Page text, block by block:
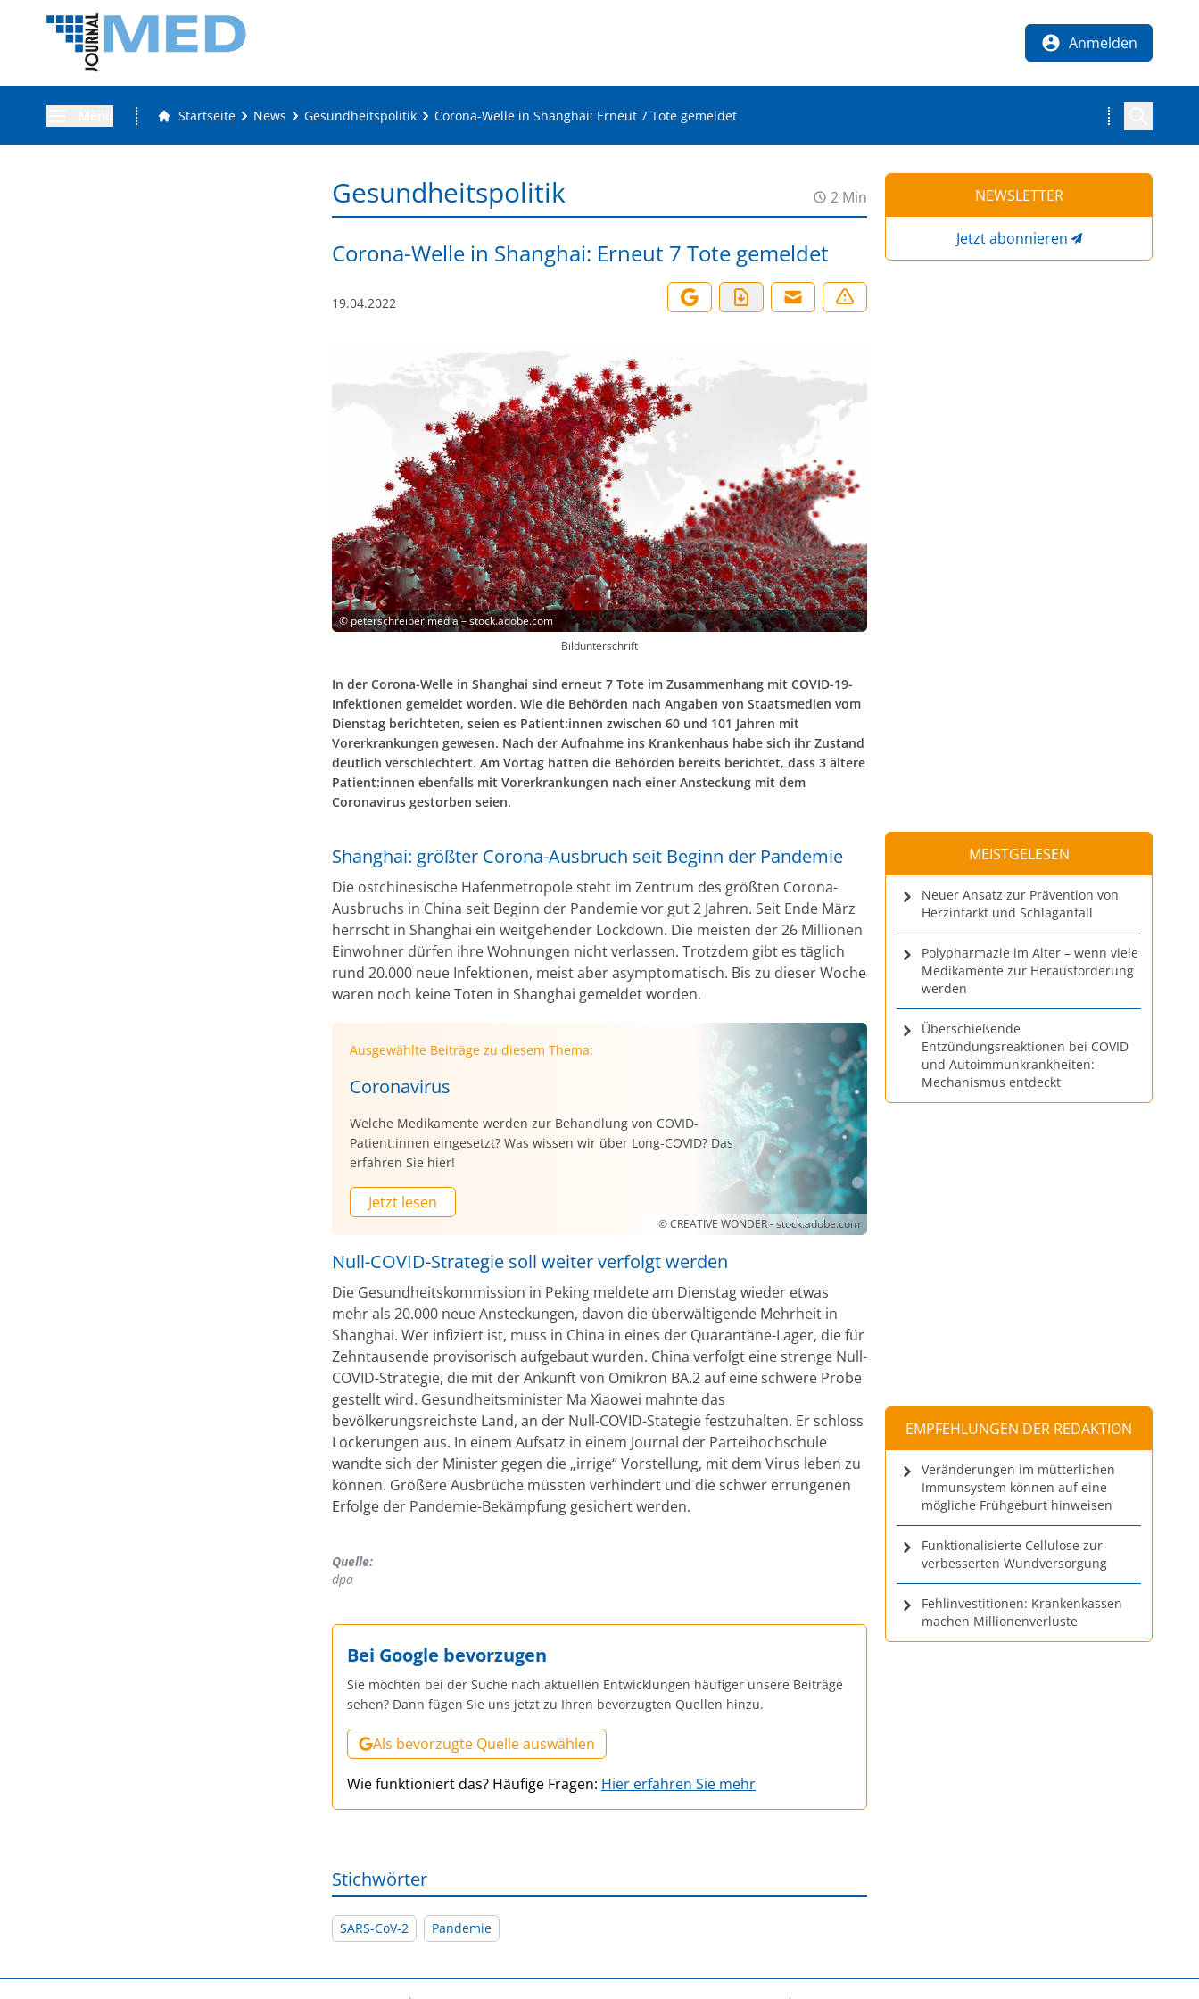
Anmelden
Startseite News Gesundheitspolitik Corona-Welle in Shanghai: Erneut 7 Tote gemeldet
Gesundheitspolitik 2 Min
Corona-Welle in Shanghai: Erneut 7 Tote gemeldet
19.04.2022
© peterschreiber.media – stock.adobe.com
Bildunterschrift
In der Corona-Welle in Shanghai sind erneut 7 Tote im Zusammenhang mit COVID-19-
Infektionen gemeldet worden. Wie die Behörden nach Angaben von Staatsmedien vom
Dienstag berichteten, seien es Patient:innen zwischen 60 und 101 Jahren mit
Vorerkrankungen gewesen. Nach der Aufnahme ins Krankenhaus habe sich ihr Zustand
deutlich verschlechtert. Am Vortag hatten die Behörden bereits berichtet, dass 3 ältere
Patient:innen ebenfalls mit Vorerkrankungen nach einer Ansteckung mit dem
Coronavirus gestorben seien.
Shanghai: größter Corona-Ausbruch seit Beginn der Pandemie
Die ostchinesische Hafenmetropole steht im Zentrum des größten Corona-
Ausbruchs in China seit Beginn der Pandemie vor gut 2 Jahren. Seit Ende März
herrscht in Shanghai ein weitgehender Lockdown. Die meisten der 26 Millionen
Einwohner dürfen ihre Wohnungen nicht verlassen. Trotzdem gibt es täglich
rund 20.000 neue Infektionen, meist aber asymptomatisch. Bis zu dieser Woche
waren noch keine Toten in Shanghai gemeldet worden.
Ausgewählte Beiträge zu diesem Thema:
Coronavirus
Welche Medikamente werden zur Behandlung von COVID-
Patient:innen eingesetzt? Was wissen wir über Long-COVID? Das
erfahren Sie hier!
Jetzt lesen
© CREATIVE WONDER - stock.adobe.com
Null-COVID-Strategie soll weiter verfolgt werden
Die Gesundheitskommission in Peking meldete am Dienstag wieder etwas
mehr als 20.000 neue Ansteckungen, davon die überwältigende Mehrheit in
Shanghai. Wer infiziert ist, muss in China in eines der Quarantäne-Lager, die für
Zehntausende provisorisch aufgebaut wurden. China verfolgt eine strenge Null-
COVID-Strategie, die mit der Ankunft von Omikron BA.2 auf eine schwere Probe
gestellt wird. Gesundheitsminister Ma Xiaowei mahnte das
bevölkerungsreichste Land, an der Null-COVID-Stategie festzuhalten. Er schloss
Lockerungen aus. In einem Aufsatz in einem Journal der Parteihochschule
wandte sich der Minister gegen die „irrige“ Vorstellung, mit dem Virus leben zu
können. Größere Ausbrüche müssten verhindert und die schwer errungenen
Erfolge der Pandemie-Bekämpfung gesichert werden.
Quelle:
dpa
Bei Google bevorzugen
Sie möchten bei der Suche nach aktuellen Entwicklungen häufiger unsere Beiträge
sehen? Dann fügen Sie uns jetzt zu Ihren bevorzugten Quellen hinzu.
Als bevorzugte Quelle auswählen
Wie funktioniert das? Häufige Fragen: Hier erfahren Sie mehr
Stichwörter
SARS-CoV-2 Pandemie
NEWSLETTER
Jetzt abonnieren
MEISTGELESEN
Neuer Ansatz zur Prävention von
Herzinfarkt und Schlaganfall
Polypharmazie im Alter – wenn viele
Medikamente zur Herausforderung
werden
Überschießende
Entzündungsreaktionen bei COVID
und Autoimmunkrankheiten:
Mechanismus entdeckt
EMPFEHLUNGEN DER REDAKTION
Veränderungen im mütterlichen
Immunsystem können auf eine
mögliche Frühgeburt hinweisen
Funktionalisierte Cellulose zur
verbesserten Wundversorgung
Fehlinvestitionen: Krankenkassen
machen Millionenverluste